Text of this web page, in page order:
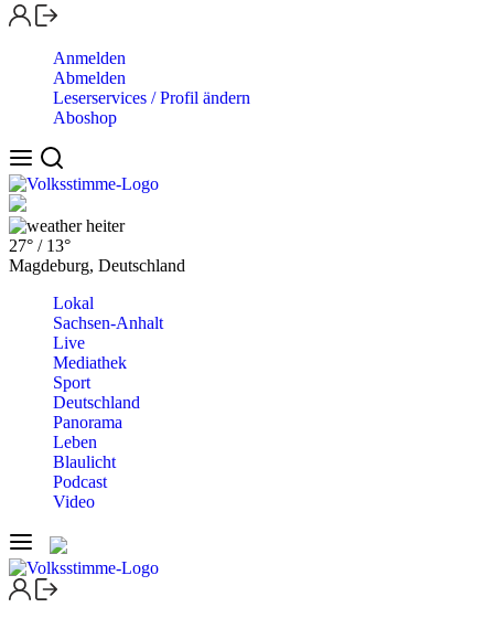
Anmelden
Abmelden
Leserservices / Profil ändern
Aboshop
heiter
27° / 13°
Magdeburg, Deutschland
Lokal
Sachsen-Anhalt
Live
Mediathek
Sport
Deutschland
Panorama
Leben
Blaulicht
Podcast
Video